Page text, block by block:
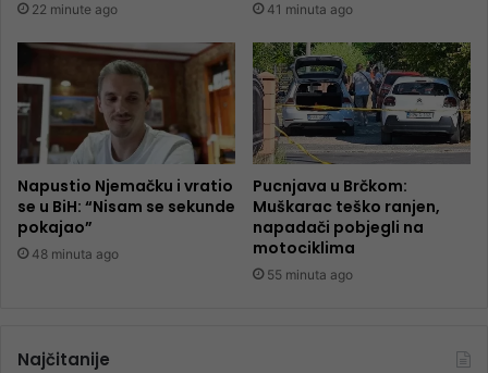
22 minute ago 41 minuta ago
Napustio Njemačku i vratio
se u BiH: “Nisam se sekunde
pokajao”
48 minuta ago
Pucnjava u Brčkom:
Muškarac teško ranjen,
napadači pobjegli na
motociklima
55 minuta ago
Najčitanije